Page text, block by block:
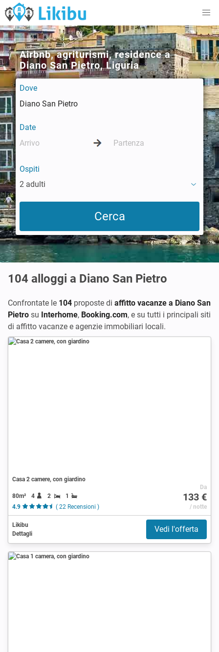
Airbnb, agriturismi, residence a
Diano San Pietro, Liguria
Dove
Date
Ospiti
2 adulti
104 alloggi a Diano San Pietro
Confrontate le 104 proposte di affitto vacanze a Diano San
Pietro su Interhome, Booking.com, e su tutti i principali siti
di affitto vacanze e agenzie immobiliari locali.
Casa 2 camere, con giardino
80m² 4 2
1
4.9
( 22 Recensioni )
Da
133 €
/ notte
Likibu
Dettagli
Vedi l'offerta